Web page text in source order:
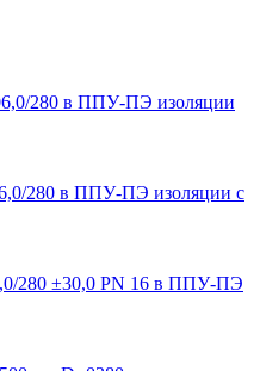
280 в ППУ-ПЭ изоляции
280 в ППУ-ПЭ изоляции с
280 ±30,0 PN 16 в ППУ-ПЭ